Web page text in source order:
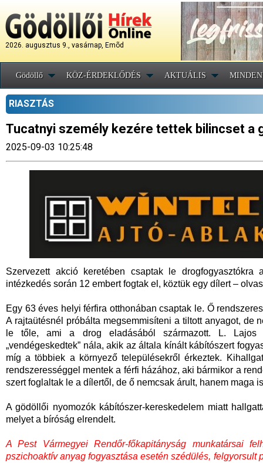
2026. augusztus 9., vasárnap, Emõd
Gödöllő KÖZ-ÉRDEKLŐDÉS AKTUÁLIS
RIASZTÁS
Tucatnyi személy kezére tettek bilincset a
2025-09-03 10:25:48
Szervezett akció keretében csaptak le
intézkedés során 12 embert fogtak el, köztük egy dílert –
Egy 63 éves helyi férfira otthonában csaptak le. Ő
A rajtaütésnél próbálta megsemmisíteni a tiltott anyagot, de
le tőle, ami a drog eladásából származott. L. Lajos
„vendégeskedtek” nála, akik az általa kínált kábítószert
míg a többiek a környező településekről érkeztek.
rendszerességgel mentek a férfi házához, aki bármikor a
szert foglaltak le a dílertől, de ő nemcsak árult, hanem maga
A gödöllői nyomozók kábítószer-kereskedelem miatt
melyet a bíróság elrendelt.
A Pest Vármegyei Rendőr-főkapitányság munkatársai
pszichoaktív anyag fogyasztása esetén szédülés,